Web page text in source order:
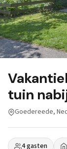
tuin
Goedereede,
4 gasten